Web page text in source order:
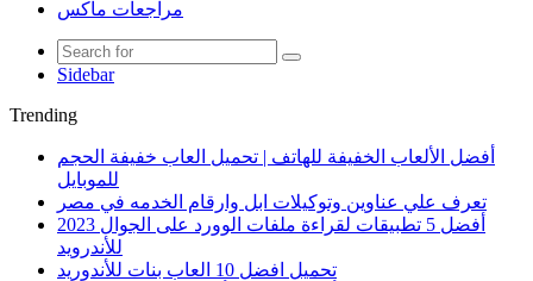
مراجعات ماكس
Sidebar
Trending
أفضل الألعاب الخفيفة للهاتف | تحميل العاب خفيفة الحجم
للموبايل
تعرف علي عناوين وتوكيلات ابل وارقام الخدمه في مصر
أفضل 5 تطبيقات لقراءة ملفات الوورد على الجوال 2023
للأندرويد
تحميل افضل 10 العاب بنات للأندوريد